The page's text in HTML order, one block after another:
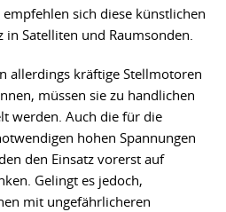
sich diese künstlichen
Satelliten und Raumsonden.
allerdings kräftige Stellmotoren
müssen sie zu handlichen
werden. Auch die für die
hohen Spannungen
den Einsatz vorerst auf
Gelingt es jedoch,
mit ungefährlicheren